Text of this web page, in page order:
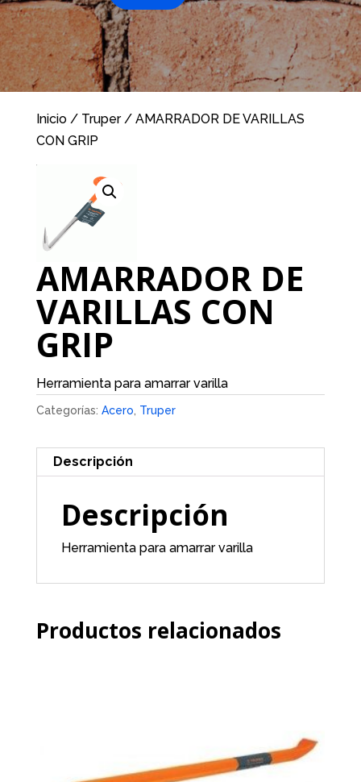
Inicio/ Truper/ AMARRADOR DE VARILLAS
CON GRIP
AMARRADOR DE
VARILLAS CON
GRIP
Herramienta para amarrar varilla
Categorías: Acero Truper
Descripción
Descripción
Herramienta para amarrar varilla
Productos relacionados